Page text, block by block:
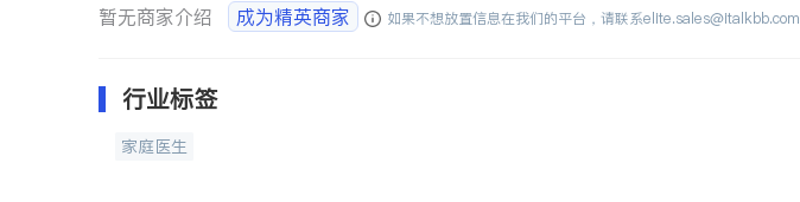
暂无商家介绍 成为精英商家 如果不想放置信息在我们的平台，请联系elite.sales@italkbb.com
行业标签
家庭医生